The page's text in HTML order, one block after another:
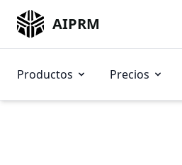
AIPRM
Productos Precios